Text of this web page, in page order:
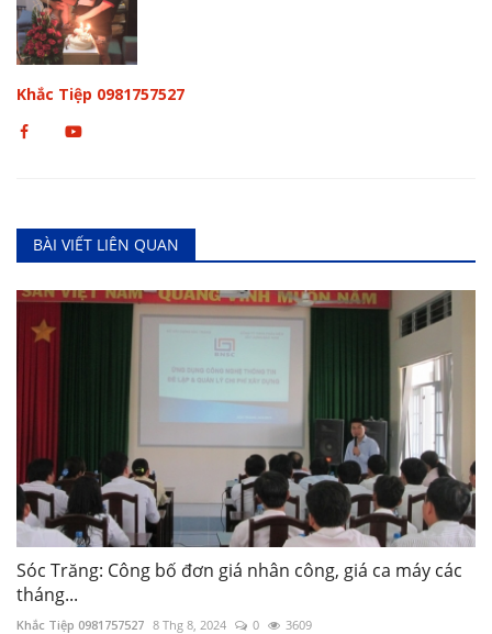
Khắc Tiệp 0981757527
BÀI VIẾT LIÊN QUAN
Sóc Trăng: Công bố đơn giá nhân công, giá ca máy các
tháng...
Khắc Tiệp 0981757527 8 Thg 8, 2024 0 3609